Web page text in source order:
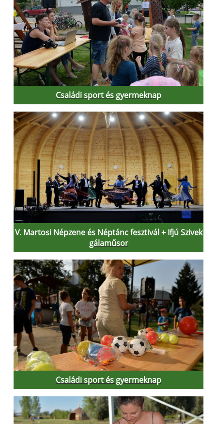
Családi sport és gyermeknap
V. Martosi Népzene és Néptánc fesztivál + Ifjú Szivek
gálaműsor
Családi sport és gyermeknap